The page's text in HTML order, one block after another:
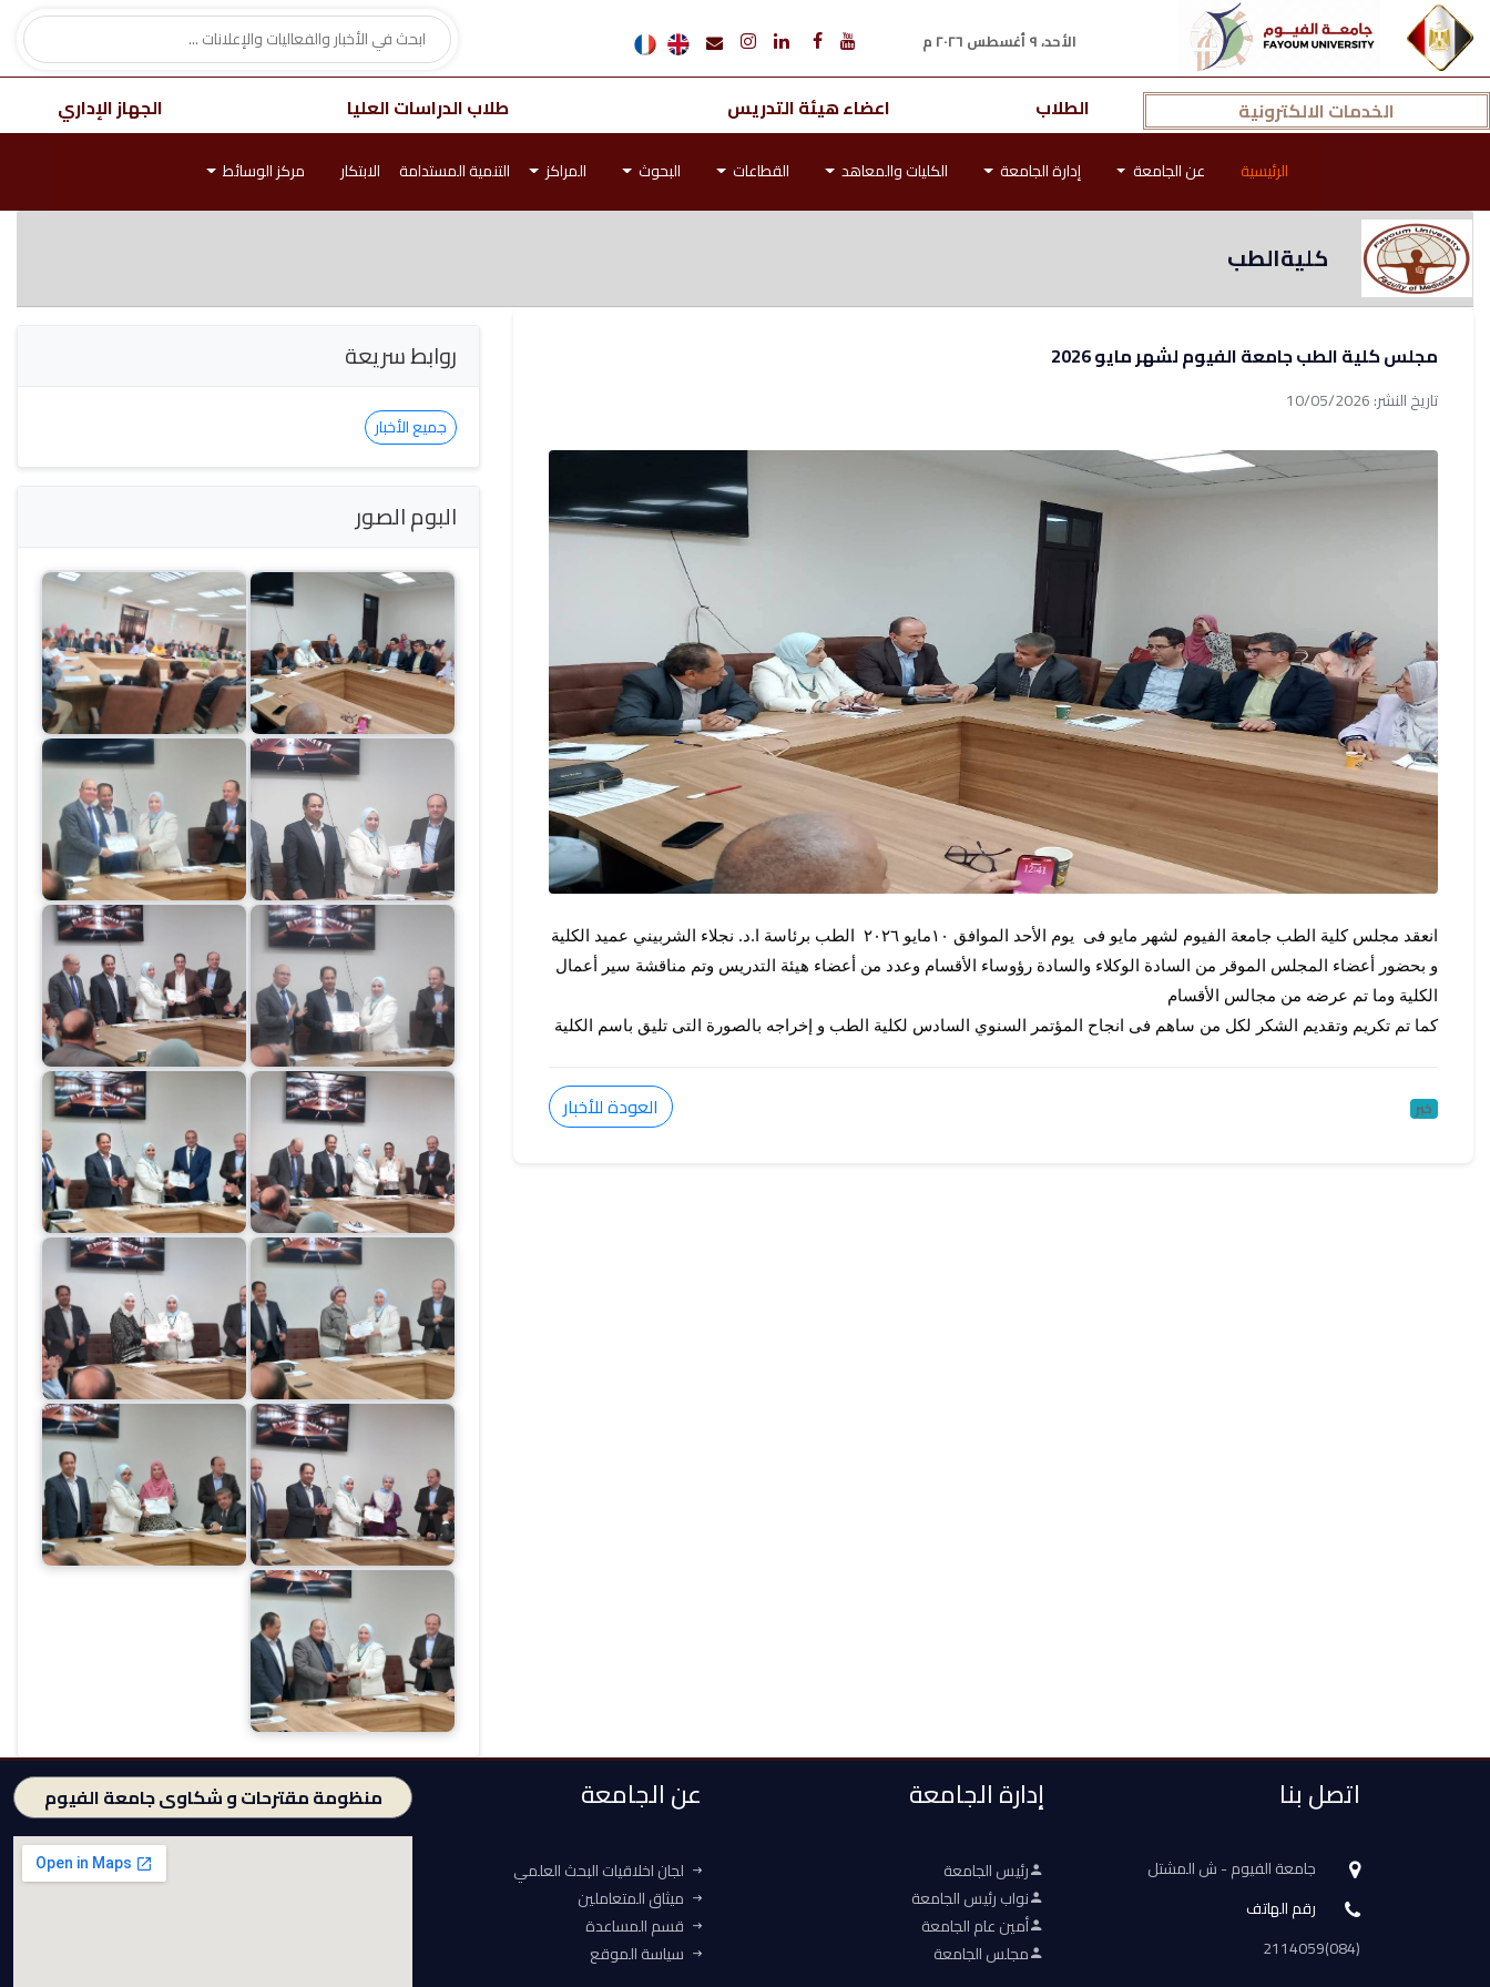
الأحد، ٩ أغسطس ٢٠٢٦ م
الخدمات الالكترونية الطلاب اعضاء هيئة التدريس طلاب الدراسات العليا الجهاز الإداري
الرئيسية عن الجامعة إدارة الجامعة الكليات والمعاهد القطاعات البحوث المراكز التنمية المستدامة الابتكار مركز الوسائط
كليةالطب
مجلس كلية الطب جامعة الفيوم لشهر مايو 2026
تاريخ النشر: 10/05/2026
الكلية وما تم عرضه من مجالس الأقسام
كما تم تكريم وتقديم الشكر لكل من ساهم فى انجاح المؤتمر السنوي السادس لكلية الطب و إخراجه بالصورة التى تليق باسم الكلية
خبر العودة للأخبار
روابط سريعة
جميع الأخبار
البوم الصور
اتصل بنا
جامعة الفيوم - ش المشتل
رقم الهاتف
(084)2114059
إدارة الجامعة
رئيس الجامعة
نواب رئيس الجامعة
أمين عام الجامعة
مجلس الجامعة
عن الجامعة
لجان اخلاقيات البحث العلمي
ميثاق المتعاملين
قسم المساعدة
سياسة الموقع
منظومة مقترحات و شكاوى جامعة الفيوم